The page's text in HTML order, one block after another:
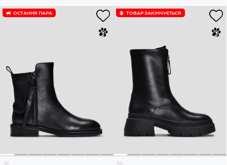
ОСТАННЯ ПАРА ТОВАР ЗАКІНЧУЄTЬСЯ